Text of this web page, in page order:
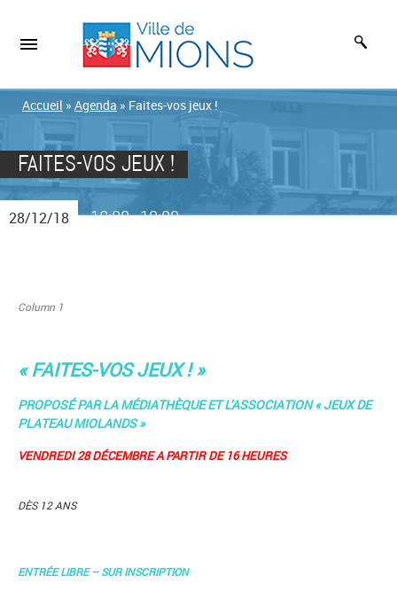
Accueil » Agenda » Faites-vos jeux !
FAITES-VOS JEUX !
28/12/18 16:00-18:00
Column 1
« FAITES-VOS JEUX ! »
PROPOSÉ PAR LA MÉDIATHÈQUE ET L’ASSOCIATION « JEUX DE
PLATEAU MIOLANDS »
VENDREDI 28 DÉCEMBRE A PARTIR DE 16 HEURES
DÈS 12 ANS
ENTRÉE LIBRE – SUR INSCRIPTION